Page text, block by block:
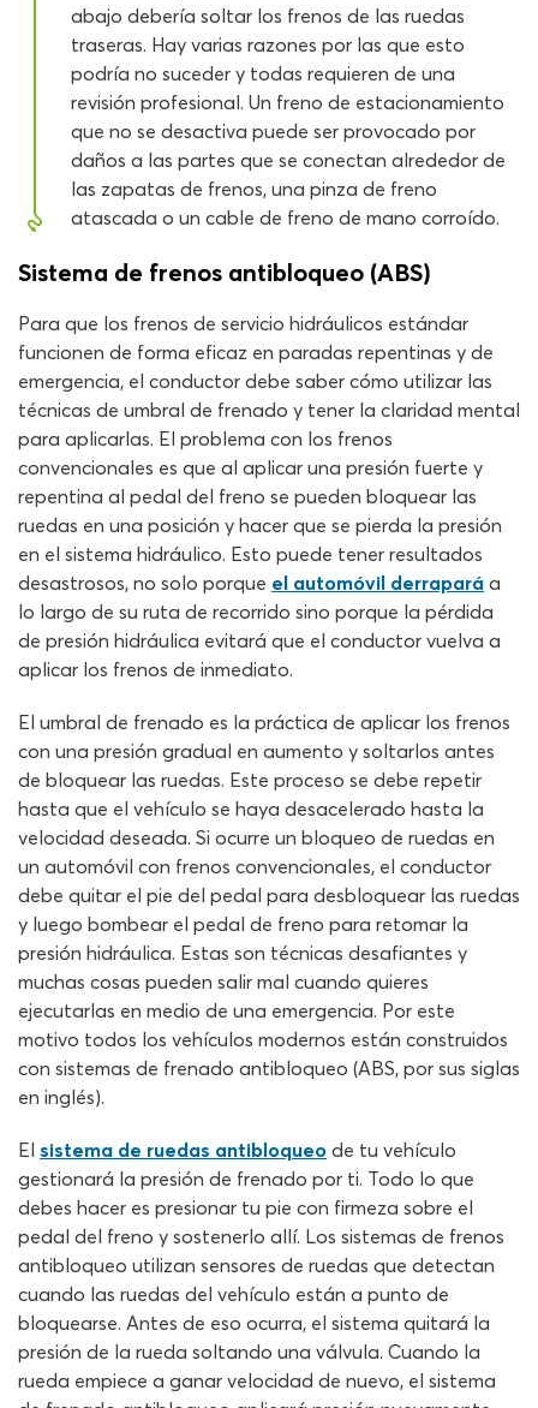
abajo debería soltar los frenos de las ruedas
traseras. Hay varias razones por las que esto
podría no suceder y todas requieren de una
revisión profesional. Un freno de estacionamiento
que no se desactiva puede ser provocado por
daños a las partes que se conectan alrededor de
las zapatas de frenos, una pinza de freno
atascada o un cable de freno de mano corroído.
Sistema de frenos antibloqueo (ABS)
Para que los frenos de servicio hidráulicos estándar
funcionen de forma eficaz en paradas repentinas y de
emergencia, el conductor debe saber cómo utilizar las
técnicas de umbral de frenado y tener la claridad mental
para aplicarlas. El problema con los frenos
convencionales es que al aplicar una presión fuerte y
repentina al pedal del freno se pueden bloquear las
ruedas en una posición y hacer que se pierda la presión
en el sistema hidráulico. Esto puede tener resultados
desastrosos, no solo porque el automóvil derrapará a
lo largo de su ruta de recorrido sino porque la pérdida
de presión hidráulica evitará que el conductor vuelva a
aplicar los frenos de inmediato.
El umbral de frenado es la práctica de aplicar los frenos
con una presión gradual en aumento y soltarlos antes
de bloquear las ruedas. Este proceso se debe repetir
hasta que el vehículo se haya desacelerado hasta la
velocidad deseada. Si ocurre un bloqueo de ruedas en
un automóvil con frenos convencionales, el conductor
debe quitar el pie del pedal para desbloquear las ruedas
y luego bombear el pedal de freno para retomar la
presión hidráulica. Estas son técnicas desafiantes y
muchas cosas pueden salir mal cuando quieres
ejecutarlas en medio de una emergencia. Por este
motivo todos los vehículos modernos están construidos
con sistemas de frenado antibloqueo (ABS, por sus siglas
en inglés).
El sistema de ruedas antibloqueo de tu vehículo
gestionará la presión de frenado por ti. Todo lo que
debes hacer es presionar tu pie con firmeza sobre el
pedal del freno y sostenerlo allí. Los sistemas de frenos
antibloqueo utilizan sensores de ruedas que detectan
cuando las ruedas del vehículo están a punto de
bloquearse. Antes de eso ocurra, el sistema quitará la
presión de la rueda soltando una válvula. Cuando la
rueda empiece a ganar velocidad de nuevo, el sistema